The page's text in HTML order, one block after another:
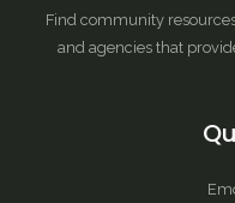
Find community
and agencies that